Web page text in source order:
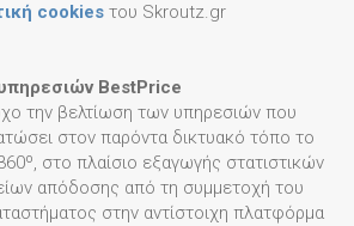
cookies του Skroutz.gr
BestPrice
την βελτίωση των υπηρεσιών που
στον παρόντα δικτυακό τόπο το
στο πλαίσιο εξαγωγής στατιστικών
απόδοσης από τη συμμετοχή του
στην αντίστοιχη πλατφόρμα